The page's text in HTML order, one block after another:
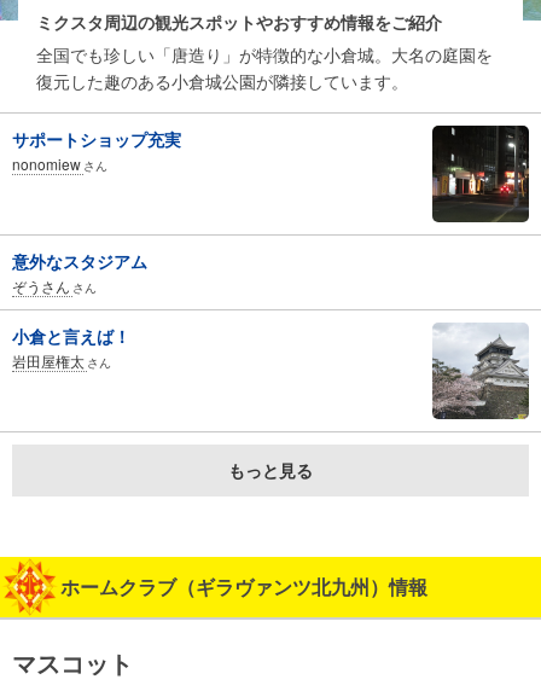
ミクスタ周辺の観光スポットやおすすめ情報をご紹介
全国でも珍しい「唐造り」が特徴的な小倉城。大名の庭園を
復元した趣のある小倉城公園が隣接しています。
サポートショップ充実
nonomiew さん
意外なスタジアム
ぞうさん さん
小倉と言えば！
岩田屋権太 さん
もっと見る
ホームクラブ（ギラヴァンツ北九州）情報
マスコット